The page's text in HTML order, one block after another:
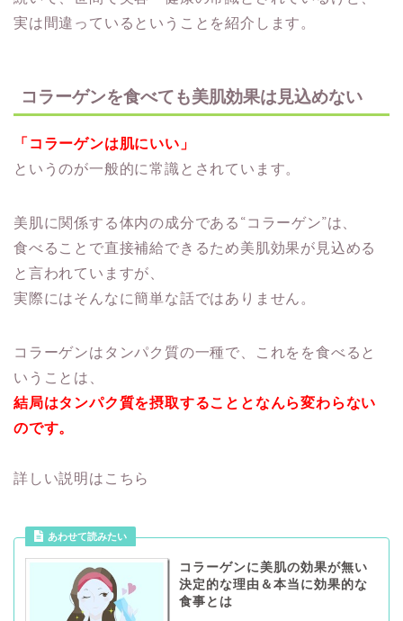
実は間違っているということを紹介します。
コラーゲンを食べても美肌効果は見込めない
「コラーゲンは肌にいい」
というのが一般的に常識とされています。
美肌に関係する体内の成分である“コラーゲン”は、
食べることで直接補給できるため美肌効果が見込める
と言われていますが、
実際にはそんなに簡単な話ではありません。
コラーゲンはタンパク質の一種で、これをを食べると
いうことは、
結局はタンパク質を摂取することとなんら変わらない
のです。
詳しい説明はこちら
あわせて読みたい
コラーゲンに美肌の効果が無い
決定的な理由＆本当に効果的な
食事とは